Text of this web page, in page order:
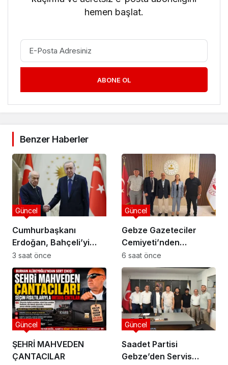
hemen başlat.
ABONE OL
Benzer Haberler
Cumhurbaşkanı
Erdoğan, Bahçeli’yi
Külliye’de kabul etti
Güncel
3 saat önce
Gebze Gazeteciler
Cemiyeti’nden
Kaymakam Özyiğit’e
Ziyaret
Güncel
6 saat önce
ŞEHRİ MAHVEDEN
ÇANTACILAR
Güncel
Saadet Partisi
Gebze’den Servis
Güncel